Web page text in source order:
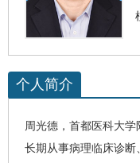
个人简介
周光德 ，首都医科大
长期从事病理临床诊